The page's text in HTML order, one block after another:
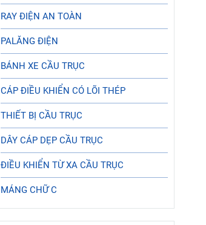
RAY ĐIỆN AN TOÀN
PALĂNG ĐIỆN
BÁNH XE CẦU TRỤC
CÁP ĐIỀU KHIỂN CÓ LÕI THÉP
THIẾT BỊ CẦU TRỤC
DÂY CÁP DẸP CẦU TRỤC
ĐIỀU KHIỂN TỪ XA CẦU TRỤC
MÁNG CHỮ C